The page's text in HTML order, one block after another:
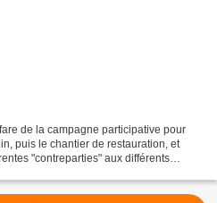
de la campagne participative pour
puis le chantier de restauration, et
"contreparties" aux différents